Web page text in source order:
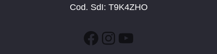
Cod. SdI: T9K4ZHO
Facebook
Instagram
YouTube